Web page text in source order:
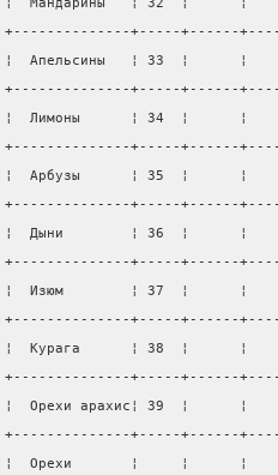
+--------------+-----+------
¦  Апельсины   ¦ 33  ¦
+--------------+-----+------
¦  Лимоны      ¦ 34  ¦
+--------------+-----+------
¦  Арбузы      ¦ 35  ¦
+--------------+-----+------
¦  Дыни        ¦ 36  ¦
+--------------+-----+------
¦  Изюм        ¦ 37  ¦
+--------------+-----+------
¦  Курага      ¦ 38  ¦
+--------------+-----+------
¦  Орехи арахис¦ 39  ¦
+--------------+-----+------
¦  Орехи       ¦     ¦